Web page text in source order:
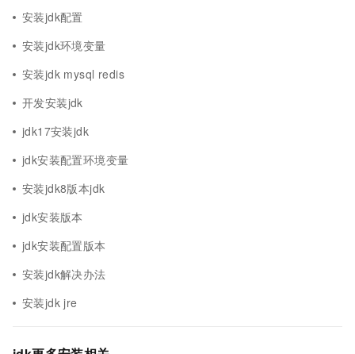
安装jdk配置
安装jdk环境变量
安装jdk mysql redis
开发安装jdk
jdk17安装jdk
jdk安装配置环境变量
安装jdk8版本jdk
jdk安装版本
jdk安装配置版本
安装jdk解决办法
安装jdk jre